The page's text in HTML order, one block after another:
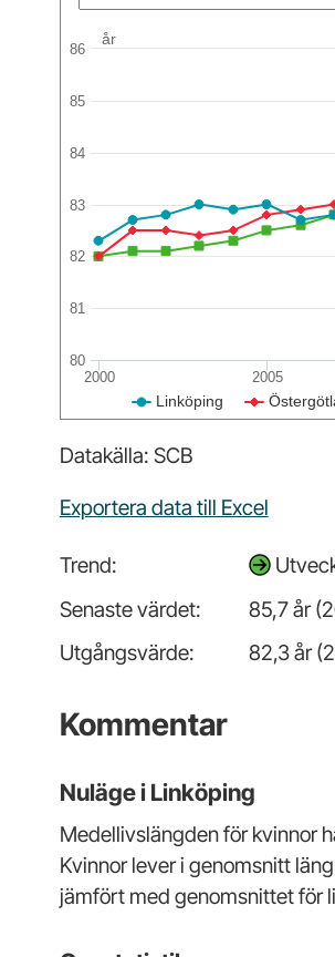
år
Linköping
2000 2005
80
81
82
83
84
85
86
Datakälla: SCB
Exportera data till Excel
Trend:
Senaste värdet:
85,7 år
Utgångsvärde:
82,3 år
Kommentar
Nuläge i Linköping
Medellivslängden för kvinnor
Kvinnor lever i genomsnitt
jämfört med genomsnittet för